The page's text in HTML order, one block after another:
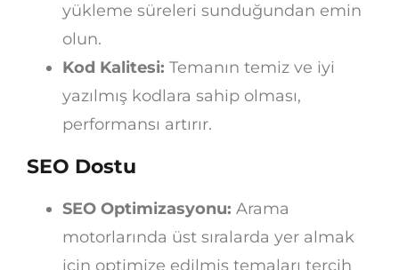
yükleme süreleri sunduğundan emin
olun.
Kod Kalitesi: Temanın temiz ve iyi
yazılmış kodlara sahip olması,
performansı artırır.
SEO Dostu
SEO Optimizasyonu: Arama
motorlarında üst sıralarda yer almak
için optimize edilmiş temaları tercih